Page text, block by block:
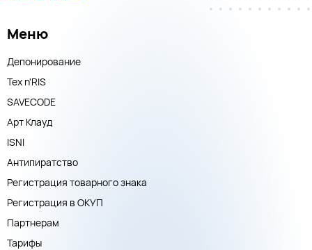
Меню
Депонирование
Тех n'RIS
SAVECODE
Арт Клауд
ISNI
Антипиратство
Регистрация товарного знака
Регистрация в ОКУП
Партнерам
Тарифы